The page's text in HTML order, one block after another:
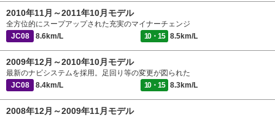
2010年11月～2011年10月モデル
全方位的にスープアップされた充実のマイナーチェンジ
JC08
8.6km/L 10・15 8.5km/L
2009年12月～2010年10月モデル
最新のナビシステムを採用。足回り等の変更が図られた
JC08
8.4km/L 10・15 8.3km/L
2008年12月～2009年11月モデル